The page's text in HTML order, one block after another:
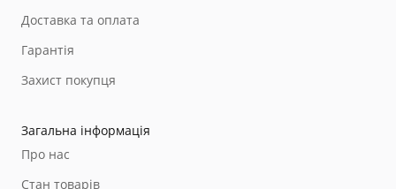
Доставка та оплата
Гарантія
Захист покупця
Загальна інформація
Про нас
Стан товарів